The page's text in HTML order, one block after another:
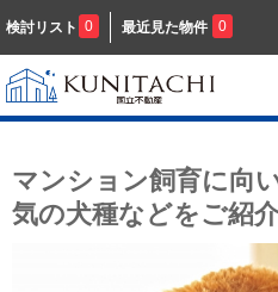
検討リスト 0 最近見た物件 0
マンション飼育に向
気の犬種などをご紹